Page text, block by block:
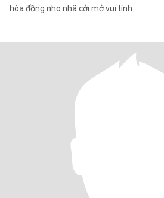
hòa đồng nho nhã cởi mở vui tính